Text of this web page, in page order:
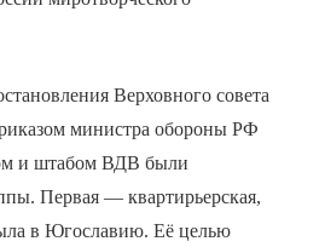
Верховного совета
министра обороны РФ
и штабом ВДВ были
Первая — квартирьерская,
в Югославию. Её целью